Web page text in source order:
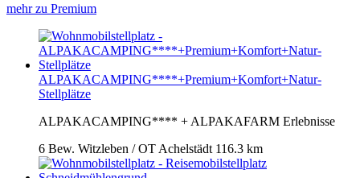
mehr zu Premium
ALPAKACAMPING****+Premium+Komfort+Natur-
Stellplätze
ALPAKACAMPING**** + ALPAKAFARM Erlebnisse
6 Bew. Witzleben / OT Achelstädt 116.3 km